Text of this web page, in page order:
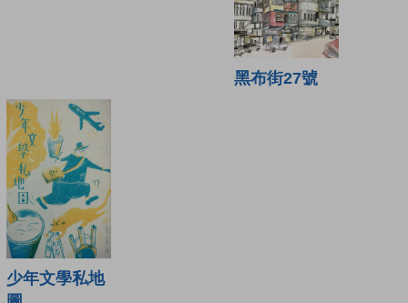
黑布街27號
少年文學私地